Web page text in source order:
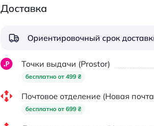
Доставка
Ориентировочный срок
Точки выдачи (Prostor)
бесплатно от 499 ₴
Почтовое отделение (Новая
бесплатно от 699 ₴